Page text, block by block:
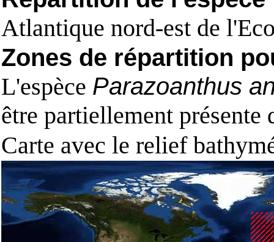
Atlantique nord-est de
Zones de répartition
L'espèce Parazoanthus
être partiellement présente
Carte avec le relief